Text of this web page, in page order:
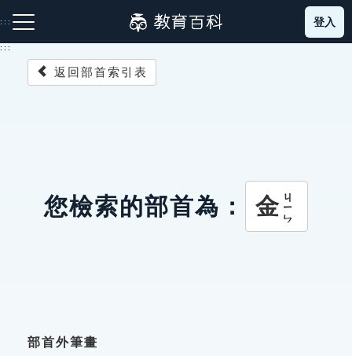
到
主
::: 登入
:::
返回部首索引表
您檢索的部首為： 金ㄐㄧㄣ
部首外筆畫